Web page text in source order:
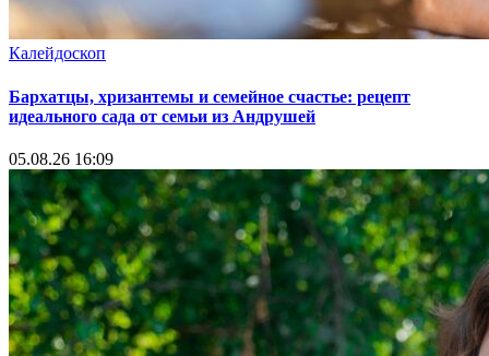
Калейдоскоп
Бархатцы, хризантемы и семейное счастье: рецепт
идеального сада от семьи из Андрушей
05.08.26 16:09